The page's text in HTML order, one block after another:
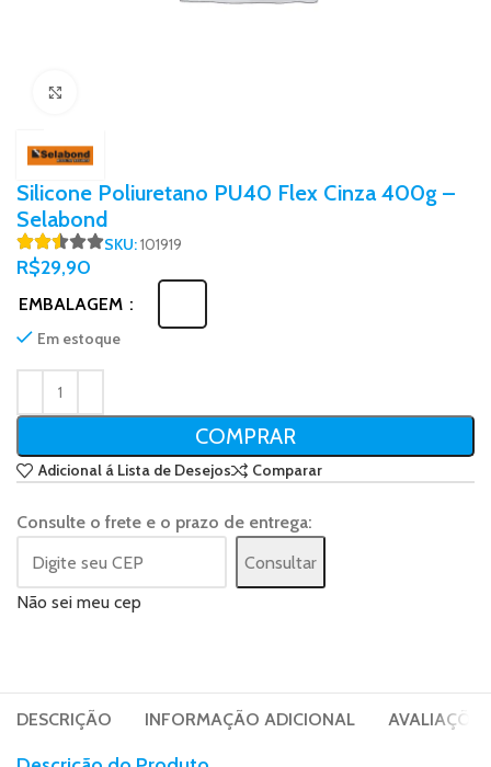
Silicone Poliuretano PU40 Flex Cinza 400g –
Selabond
SKU:101919
R$29,90
EMBALAGEM
Em estoque
COMPRAR
Adicional á Lista de Desejos Comparar
Consulte o frete e o prazo de entrega:
Consultar
Não sei meu cep
DESCRIÇÃO INFORMAÇÃO ADICIONAL